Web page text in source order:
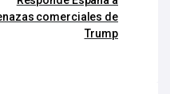
comerciales de
Trump